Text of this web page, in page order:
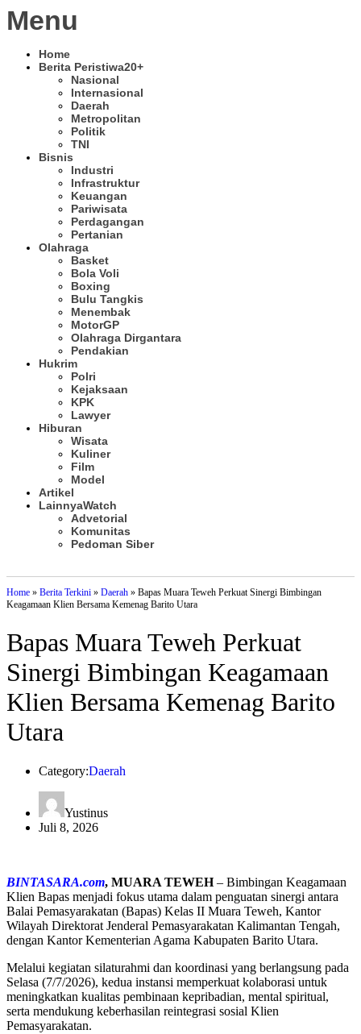
Menu
Home
Berita Peristiwa20+
Nasional
Internasional
Daerah
Metropolitan
Politik
TNI
Bisnis
Industri
Infrastruktur
Keuangan
Pariwisata
Perdagangan
Pertanian
Olahraga
Basket
Bola Voli
Boxing
Bulu Tangkis
Menembak
MotorGP
Olahraga Dirgantara
Pendakian
Hukrim
Polri
Kejaksaan
KPK
Lawyer
Hiburan
Wisata
Kuliner
Film
Model
Artikel
LainnyaWatch
Advetorial
Komunitas
Pedoman Siber
Home » Berita Terkini » Daerah » Bapas Muara Teweh Perkuat Sinergi Bimbingan
Keagamaan Klien Bersama Kemenag Barito Utara
Bapas Muara Teweh Perkuat
Sinergi Bimbingan Keagamaan
Klien Bersama Kemenag Barito
Utara
Category:Daerah
Yustinus
Juli 8, 2026
BINTASARA.com, MUARA TEWEH– Bimbingan Keagamaan
Klien Bapas menjadi fokus utama dalam penguatan sinergi antara
Balai Pemasyarakatan (Bapas) Kelas II Muara Teweh, Kantor
Wilayah Direktorat Jenderal Pemasyarakatan Kalimantan Tengah,
dengan Kantor Kementerian Agama Kabupaten Barito Utara.
Melalui kegiatan silaturahmi dan koordinasi yang berlangsung pada
Selasa (7/7/2026), kedua instansi memperkuat kolaborasi untuk
meningkatkan kualitas pembinaan kepribadian, mental spiritual,
serta mendukung keberhasilan reintegrasi sosial Klien
Pemasyarakatan.